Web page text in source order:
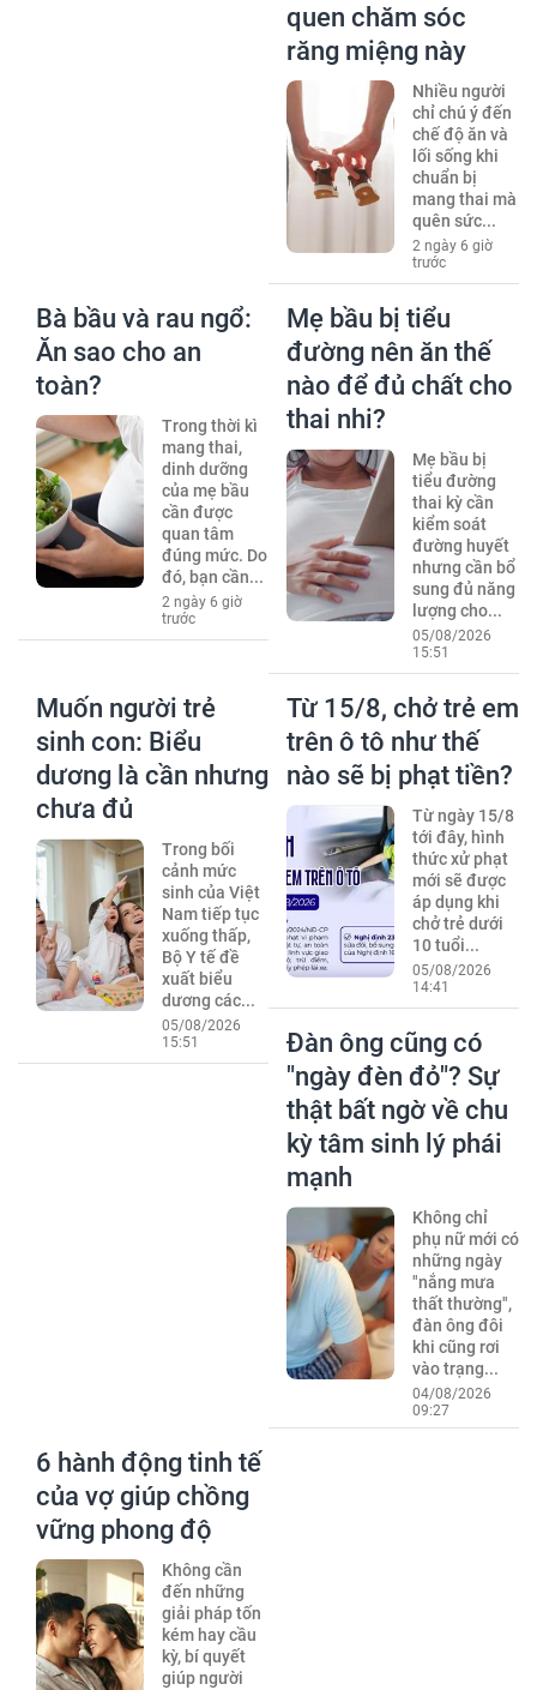
quen chăm sóc
răng miệng này
Nhiều người
chỉ chú ý đến
chế độ ăn và
lối sống khi
chuẩn bị
mang thai mà
quên sức...
2 ngày 6 giờ
trước
Bà bầu và rau ngổ:
Ăn sao cho an
toàn?
Trong thời kì
mang thai,
dinh dưỡng
của mẹ bầu
cần được
quan tâm
đúng mức. Do
đó, bạn cần...
2 ngày 6 giờ
trước
Mẹ bầu bị tiểu
đường nên ăn thế
nào để đủ chất cho
thai nhi?
Mẹ bầu bị
tiểu đường
thai kỳ cần
kiểm soát
đường huyết
nhưng cần bổ
sung đủ năng
lượng cho...
05/08/2026
15:51
Muốn người trẻ
sinh con: Biểu
dương là cần nhưng
chưa đủ
Trong bối
cảnh mức
sinh của Việt
Nam tiếp tục
xuống thấp,
Bộ Y tế đề
xuất biểu
dương các...
05/08/2026
15:51
Từ 15/8, chở trẻ em
trên ô tô như thế
nào sẽ bị phạt tiền?
Từ ngày 15/8
tới đây, hình
thức xử phạt
mới sẽ được
áp dụng khi
chở trẻ dưới
10 tuổi...
05/08/2026
14:41
Đàn ông cũng có
"ngày đèn đỏ"? Sự
thật bất ngờ về chu
kỳ tâm sinh lý phái
mạnh
Không chỉ
phụ nữ mới có
những ngày
"nắng mưa
thất thường",
đàn ông đôi
khi cũng rơi
vào trạng...
04/08/2026
09:27
6 hành động tinh tế
của vợ giúp chồng
vững phong độ
Không cần
đến những
giải pháp tốn
kém hay cầu
kỳ, bí quyết
giúp người